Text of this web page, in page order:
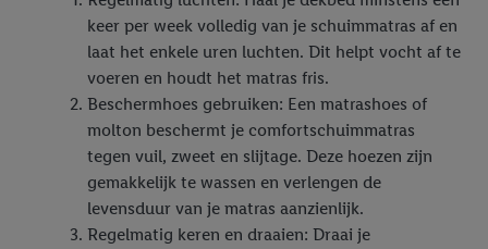
keer per week volledig van je schuimmatras af en
laat het enkele uren luchten. Dit helpt vocht af te
voeren en houdt het matras fris.
Beschermhoes gebruiken: Een matrashoes of
molton beschermt je comfortschuimmatras
tegen vuil, zweet en slijtage. Deze hoezen zijn
gemakkelijk te wassen en verlengen de
levensduur van je matras aanzienlijk.
Regelmatig keren en draaien: Draai je